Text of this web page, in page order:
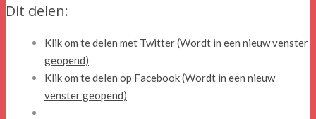
Dit delen:
Klik om te delen met Twitter (Wordt in een nieuw venster
geopend)
Klik om te delen op Facebook (Wordt in een nieuw
venster geopend)